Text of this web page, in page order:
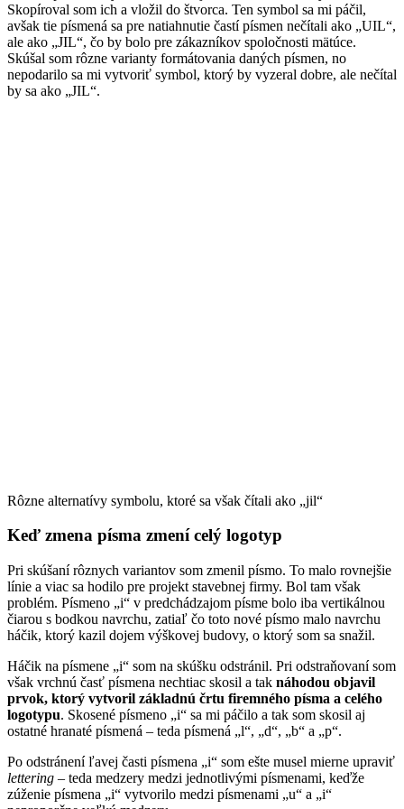
Skopíroval som ich a vložil do štvorca. Ten symbol sa mi páčil,
avšak tie písmená sa pre natiahnutie častí písmen nečítali ako „UIL“,
ale ako „JIL“, čo by bolo pre zákazníkov spoločnosti mätúce.
Skúšal som rôzne varianty formátovania daných písmen, no
nepodarilo sa mi vytvoriť symbol, ktorý by vyzeral dobre, ale nečítal
by sa ako „JIL“.
Rôzne alternatívy symbolu, ktoré sa však čítali ako „jil“
Keď zmena písma zmení celý logotyp
Pri skúšaní rôznych variantov som zmenil písmo. To malo rovnejšie
línie a viac sa hodilo pre projekt stavebnej firmy. Bol tam však
problém. Písmeno „i“ v predchádzajom písme bolo iba vertikálnou
čiarou s bodkou navrchu, zatiaľ čo toto nové písmo malo navrchu
háčik, ktorý kazil dojem výškovej budovy, o ktorý som sa snažil.
Háčik na písmene „i“ som na skúšku odstránil. Pri odstraňovaní som
však vrchnú časť písmena nechtiac skosil a tak náhodou objavil
prvok, ktorý vytvoril základnú črtu firemného písma a celého
logotypu. Skosené písmeno „i“ sa mi páčilo a tak som skosil aj
ostatné hranaté písmená – teda písmená „l“, „d“, „b“ a „p“.
Po odstránení ľavej časti písmena „i“ som ešte musel mierne upraviť
lettering – teda medzery medzi jednotlivými písmenami, keďže
zúženie písmena „i“ vytvorilo medzi písmenami „u“ a „i“